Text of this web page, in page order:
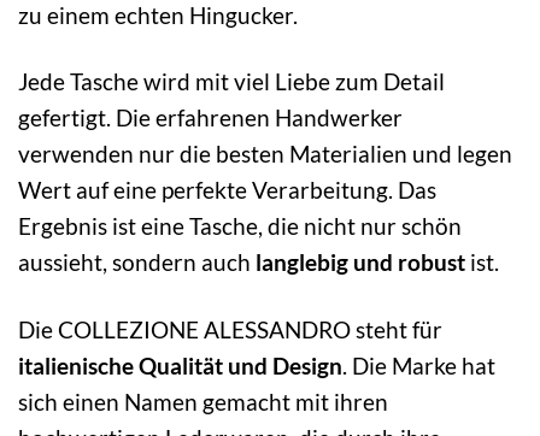
zu einem echten Hingucker.
Jede Tasche wird mit viel Liebe zum Detail
gefertigt. Die erfahrenen Handwerker
verwenden nur die besten Materialien und legen
Wert auf eine perfekte Verarbeitung. Das
Ergebnis ist eine Tasche, die nicht nur schön
aussieht, sondern auch langlebig und robust ist.
Die COLLEZIONE ALESSANDRO steht für
italienische Qualität und Design. Die Marke hat
sich einen Namen gemacht mit ihren